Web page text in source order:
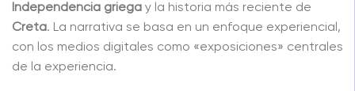
Independencia griega y la historia más reciente de
Creta. La narrativa se basa en un enfoque experiencial,
con los medios digitales como «exposiciones» centrales
de la experiencia.